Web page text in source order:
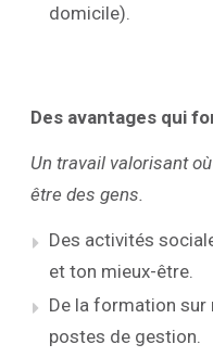
domicile).
Des avantages qui
Un travail valorisant
être des gens.
Des activités
et ton mieux-être.
De la formation sur
postes de gestion.